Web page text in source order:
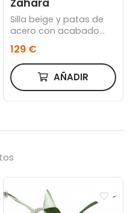
Zahara
Silla beige y patas de
acero con acabado
negro
129 €
AÑADIR